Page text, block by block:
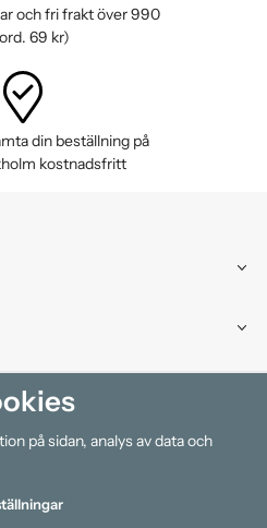
och fri frakt över 990
69 kr)
din beställning på
kostnadsfritt
på sidan, analys av data och